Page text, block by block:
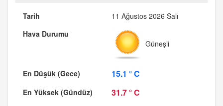
11 Ağustos 2026 Salı
Güneşli
15.1 ° C
31.7 ° C